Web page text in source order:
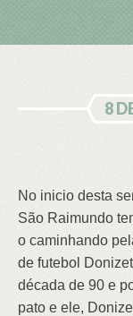
8
No inicio desta
São Raimundo
o caminhando
de futebol
década de 90 e
pato e ele,